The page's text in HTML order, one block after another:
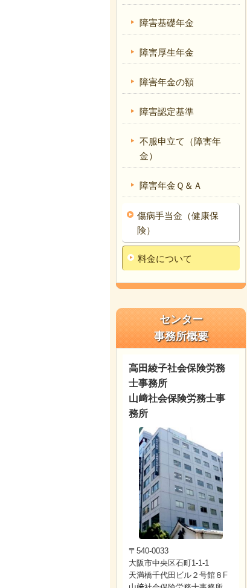
障害基礎年金
障害厚生年金
障害年金の額
障害認定基準
不服申立て（障害年
金）
障害年金Ｑ＆Ａ
傷病手当金（健康保
険）
料金について
センター
事務所概要
高田綾子社会保険労務
士事務所
山﨑社会保険労務士事
務所
〒540-0033
大阪市中央区石町1-1-1
天満橋千代田ビル２号館８F